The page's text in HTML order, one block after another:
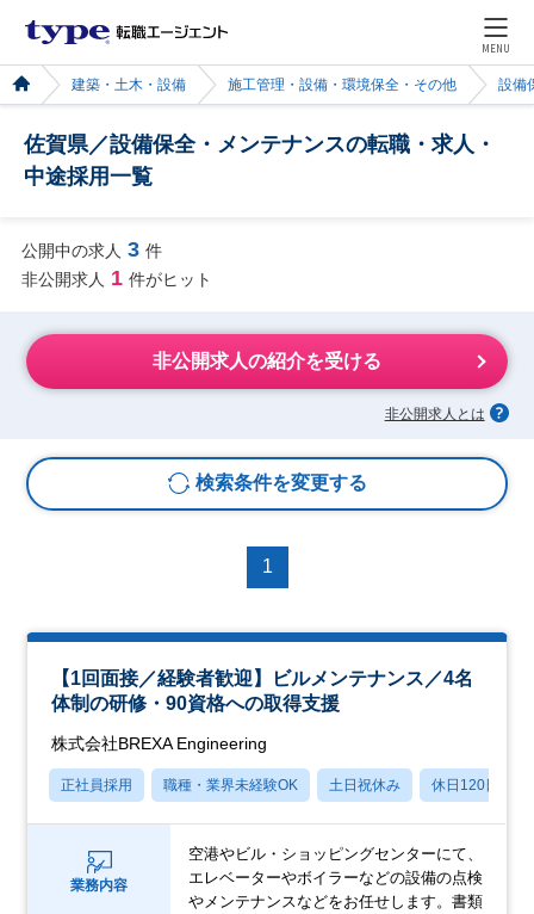
MENU
建築・土木・設備 施工管理・設備・環境保全・その他 設備
佐賀県／設備保全・メンテナンスの転職・求人・
中途採用一覧
公開中の求人 3 件
非公開求人 1 件がヒット
非公開求人の紹介を受ける
非公開求人とは
検索条件を変更する
1
【1回面接／経験者歓迎】ビルメンテナンス／4名
体制の研修・90資格への取得支援
株式会社BREXA Engineering
正社員採用 職種・業界未経験OK 土日祝休み 休日120日以上
業務内容
空港やビル・ショッピングセンターにて、
エレベーターやボイラーなどの設備の点検
やメンテナンスなどをお任せします。書類